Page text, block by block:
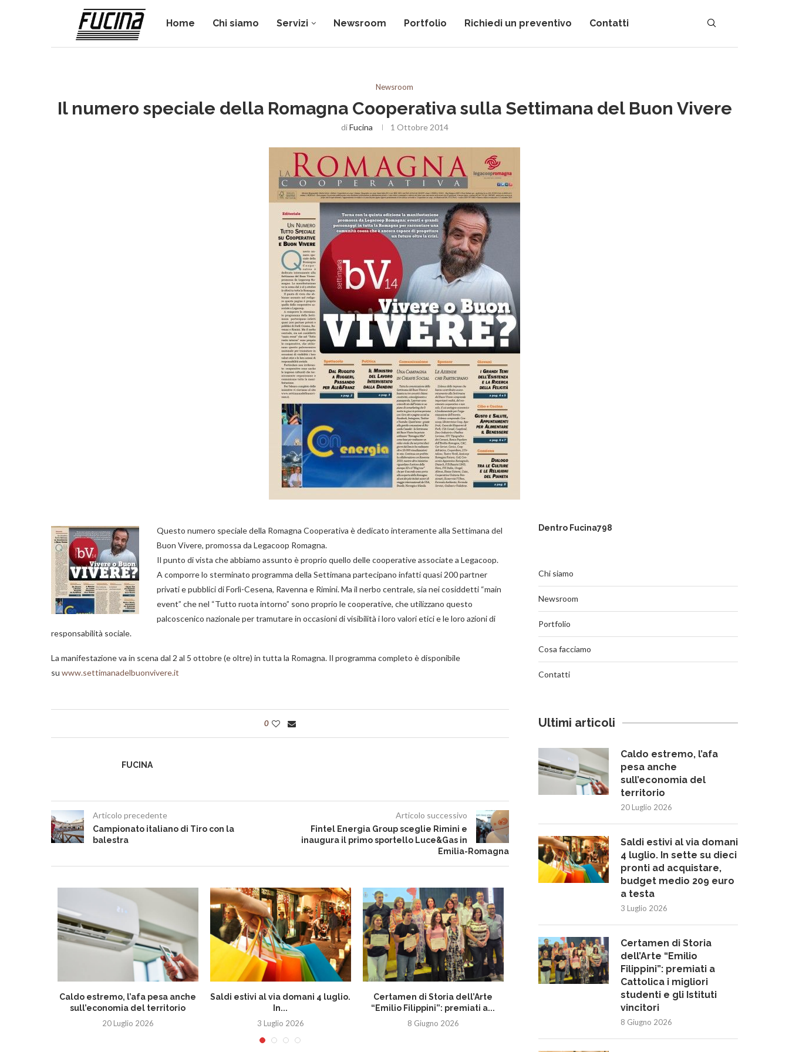
Home Chi siamo Servizi Newsroom Portfolio Richiedi un preventivo Contatti
Newsroom
Il numero speciale della Romagna Cooperativa sulla Settimana del Buon Vivere
diFucina 1 Ottobre 2014
Questo numero speciale della Romagna Cooperativa è dedicato interamente alla Settimana del
Buon Vivere, promossa da Legacoop Romagna.
Il punto di vista che abbiamo assunto è proprio quello delle cooperative associate a Legacoop.
A comporre lo sterminato programma della Settimana partecipano infatti quasi 200 partner
privati e pubblici di Forlì-Cesena, Ravenna e Rimini. Ma il nerbo centrale, sia nei cosiddetti “main
event” che nel “Tutto ruota intorno” sono proprio le cooperative, che utilizzano questo
palcoscenico nazionale per tramutare in occasioni di visibilità i loro valori etici e le loro azioni di
responsabilità sociale.
La manifestazione va in scena dal 2 al 5 ottobre (e oltre) in tutta la Romagna. Il programma completo è disponibile
su www.settimanadelbuonvivere.it
0
FUCINA
Articolo precedente
Campionato italiano di Tiro con la
balestra
Articolo successivo
Fintel Energia Group sceglie Rimini e
inaugura il primo sportello Luce&Gas in
Emilia-Romagna
Caldo estremo, l’afa pesa anche
sull’economia del territorio
20 Luglio 2026
Saldi estivi al via domani 4 luglio.
In...
3 Luglio 2026
Certamen di Storia dell’Arte
“Emilio Filippini”: premiati a...
8 Giugno 2026
Rigenerazione urbana del
commercio contro la moria dei...
Wein Tour Cattolica
Dentro Fucina798
Chi siamo
Newsroom
Portfolio
Cosa facciamo
Contatti
Ultimi articoli
Caldo estremo, l’afa
pesa anche
sull’economia del
territorio
20 Luglio 2026
Saldi estivi al via domani
4 luglio. In sette su dieci
pronti ad acquistare,
budget medio 209 euro
a testa
3 Luglio 2026
Certamen di Storia
dell’Arte “Emilio
Filippini”: premiati a
Cattolica i migliori
studenti e gli Istituti
vincitori
8 Giugno 2026